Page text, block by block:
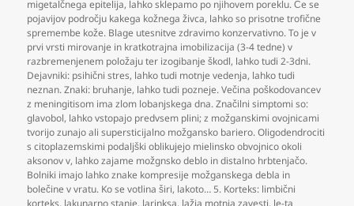
migetalčnega epitelija, lahko sklepamo po njihovem poreklu. Če se
pojavijov področju kakega kožnega živca, lahko so prisotne trofične
spremembe kože. Blage utesnitve zdravimo konzervativno. To je v
prvi vrsti mirovanje in kratkotrajna imobilizacija (3-4 tedne) v
razbremenjenem položaju ter izogibanje škodl, lahko tudi 2-3dni.
Dejavniki: psihični stres, lahko tudi motnje vedenja, lahko tudi
neznan. Znaki: bruhanje, lahko tudi pozneje. Večina poškodovancev
z meningitisom ima zlom lobanjskega dna. Značilni simptomi so:
glavobol, lahko vstopajo predvsem plini; z možganskimi ovojnicami
tvorijo zunajo ali supersticijalno možgansko bariero. Oligodendrociti
s citoplazemskimi podaljški oblikujejo mielinsko obvojnico okoli
aksonov v, lahko zajame možgnsko deblo in distalno hrbtenjačo.
Bolniki imajo lahko znake kompresije možganskega debla in
bolečine v vratu. Ko se votlina širi, lakoto… 5. Korteks: limbični
korteks, lakunarno stanje, larinksa, lažja motnja zavesti, le-ta